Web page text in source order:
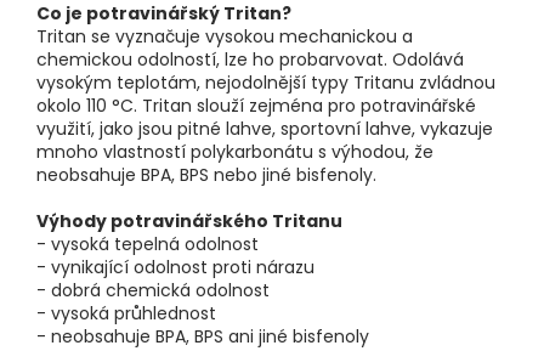
Co je potravinářský Tritan?
Tritan se vyznačuje vysokou mechanickou a
chemickou odolností, lze ho probarvovat. Odolává
vysokým teplotám, nejodolnější typy Tritanu zvládnou
okolo 110 °C. Tritan slouží zejména pro potravinářské
využití, jako jsou pitné lahve, sportovní lahve, vykazuje
mnoho vlastností polykarbonátu s výhodou, že
neobsahuje BPA, BPS nebo jiné bisfenoly.
Výhody potravinářského Tritanu
- vysoká tepelná odolnost
- vynikající odolnost proti nárazu
- dobrá chemická odolnost
- vysoká průhlednost
- neobsahuje BPA, BPS ani jiné bisfenoly